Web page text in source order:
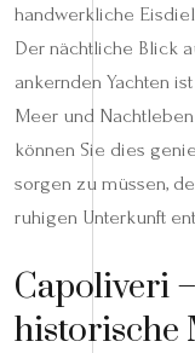
handwerkliche
Der nächtliche Blick
ankernden Yachten
Meer und
können Sie dies
sorgen zu müssen,
ruhigen Unterkunft
Capoliveri
historische